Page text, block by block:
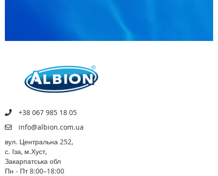
+38 067 985 18 05
info@albion.com.ua
вул. Центральна 252,
с. Іза, м.Хуст,
Закарпатська обл
Пн - Пт 8:00–18:00